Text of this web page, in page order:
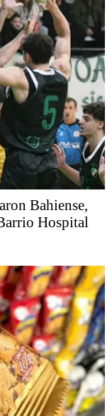
Bahiense,
Hospital